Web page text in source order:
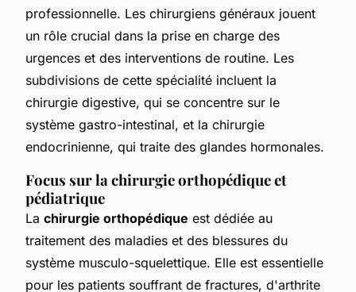
professionnelle. Les chirurgiens généraux jouent
un rôle crucial dans la prise en charge des
urgences et des interventions de routine. Les
subdivisions de cette spécialité incluent la
chirurgie digestive, qui se concentre sur le
système gastro-intestinal, et la chirurgie
endocrinienne, qui traite des glandes hormonales.
Focus sur la chirurgie orthopédique et
pédiatrique
La chirurgie orthopédique est dédiée au
traitement des maladies et des blessures du
système musculo-squelettique. Elle est essentielle
pour les patients souffrant de fractures, d'arthrite